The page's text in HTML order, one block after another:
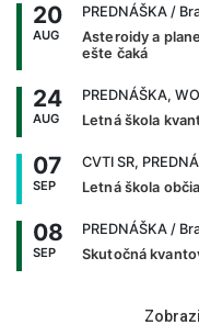
20
AUG
PREDNÁŠKA /
Asteroidy a
ešte čaká
24
AUG
PREDNÁŠKA,
Letná škola
07
SEP
CVTI SR,
Letná škola
08
SEP
PREDNÁŠKA /
Skutočná